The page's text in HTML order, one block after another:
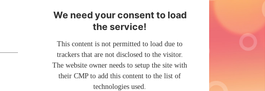
We need your consent to load
the service!
This content is not permitted to load due to
trackers that are not disclosed to the visitor.
The website owner needs to setup the site with
their CMP to add this content to the list of
technologies used.